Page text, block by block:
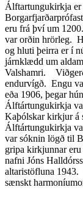
Álftartungukirkja
eru frá því um
var orðin hrörleg.
og hluti þeirra er í
járnklædd um
Valshamri.
endurvígð. Engu
eða 1906, þegar
Álftártungukirkja
Kaþólskar kirkjur á
Álftártungukirkja
var sóknin lögð til
gripa kirkjunnar
nafni Jóns
altaristöfluna
sænskt